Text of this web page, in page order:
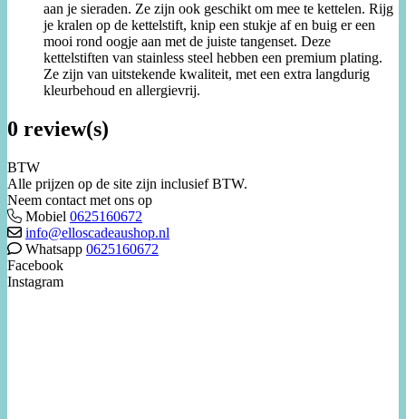
aan je sieraden. Ze zijn ook geschikt om mee te kettelen. Rijg
je kralen op de kettelstift, knip een stukje af en buig er een
mooi rond oogje aan met de juiste tangenset. Deze
kettelstiften van stainless steel hebben een premium plating.
Ze zijn van uitstekende kwaliteit, met een extra langdurig
kleurbehoud en allergievrij.
0 review(s)
BTW
Alle prijzen op de site zijn inclusief BTW.
Neem contact met ons op
Mobiel 0625160672
info@elloscadeaushop.nl
Whatsapp 0625160672
Facebook
Instagram